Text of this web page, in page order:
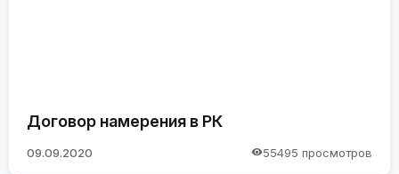
Договор намерения в РК
09.09.2020 55495 просмотров